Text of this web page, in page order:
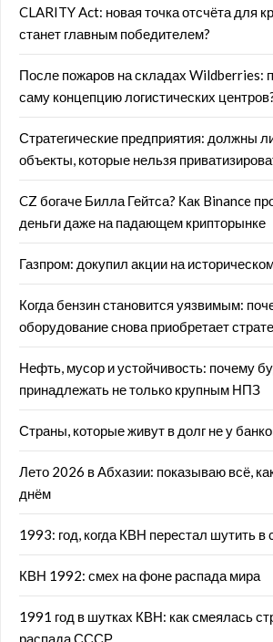
CLARITY Act: новая точка отсчёта для
станет главным победителем?
После пожаров на складах Wildberries:
саму концепцию логистических
Стратегические предприятия: должны
объекты, которые нельзя
CZ богаче Билла Гейтса? Как Binance
деньги даже на падающем крипторынке
Газпром: докупил акции на
Когда бензин становится уязвимым:
оборудование снова приобретает
Нефть, мусор и устойчивость: почему
принадлежать не только крупным НПЗ
Страны, которые живут в долг не у
Лето 2026 в Абхазии: показываю всё,
днём
1993: год, когда КВН перестал шутить в
КВН 1992: смех на фоне распада мира
1991 год в шутках КВН: как смеялась
распада СССР